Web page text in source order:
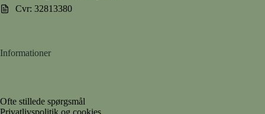
Cvr: 32813380
Informationer
Ofte stillede spørgsmål
Privatlivspolitik og cookies